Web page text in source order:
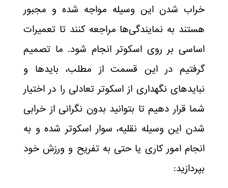
خراب شدن این وسیله مواجه شده و مجبور
هستند به نمایندگی‌ها مراجعه کنند تا تعمیرات
اساسی بر روی اسکوتر انجام شود. ما تصمیم
گرفتیم در این قسمت از مطلب، بایدها و
نبایدهای نگهداری از اسکوتر تعادلی را در اختیار
شما قرار دهیم تا بتوانید بدون نگرانی از خرابی
شدن این وسیله نقلیه، سوار اسکوتر شده و به
انجام امور کاری یا حتی به تفریح و ورزش خود
بپردازید: